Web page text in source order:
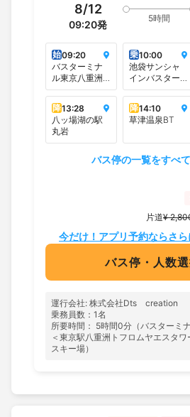
8/12
09:20発
5時間
始09:20
バスターミナ
ル東京八重洲
地下A＜東京駅
ムヤエスタワ
ー B1F＞
乗10:00
池袋サンシャ
インバスター
ミナル
降13:28
八ッ場湖の駅
丸岩
降14:10
草津温泉BT
バス停の一覧をすべ
片道¥
今だけ！アプリ予約ならさ
バス停・人数
運行会社: 株式会社Dts creation
乗務員数：1名
所要時間： 5時間0分（バスターミ
＜東京駅八重洲トフロムヤエスタ
スキー場）